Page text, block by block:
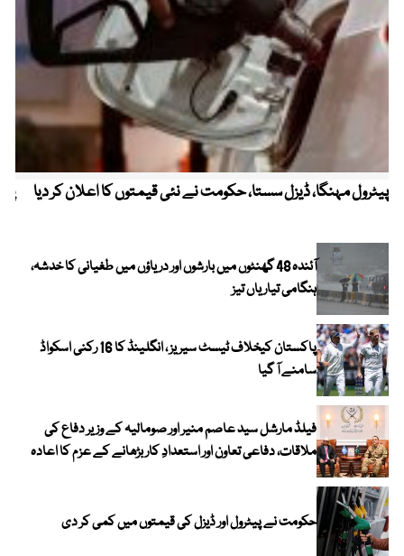
پیٹرول مہنگا، ڈیزل سستا، حکومت نے نئی قیمتوں کا اعلان کر دیا
آئندہ 48 گھنٹوں میں بارشوں اور دریاؤں میں طغیانی کا خدشہ،
ہنگامی تیاریاں تیز
پاکستان کیخلاف ٹیسٹ سیریز ، انگلینڈ کا 16 رکنی اسکواڈ
سامنے آ گیا
فیلڈ مارشل سید عاصم منیر اور صومالیہ کے وزیر دفاع کی
ملاقات، دفاعی تعاون اور استعدادِ کار بڑھانے کے عزم کا اعادہ
حکومت نے پیٹرول اور ڈیزل کی قیمتوں میں کمی کر دی